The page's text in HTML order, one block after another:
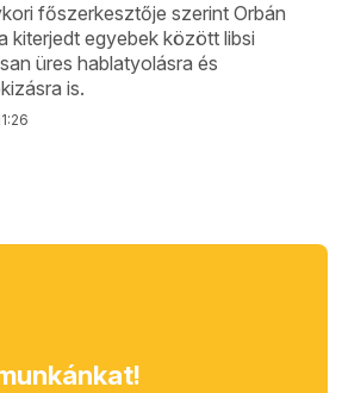
főszerkesztője szerint Orbán
kiterjedt egyebek között libsi
üres hablatyolásra és
is.